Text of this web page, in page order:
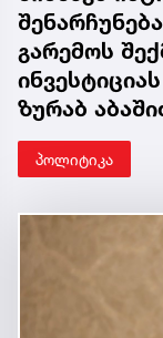
გარემოს
ზურაბ
პოლიტიკა